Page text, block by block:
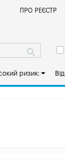
ПРО РЕЄСТР
ризик: